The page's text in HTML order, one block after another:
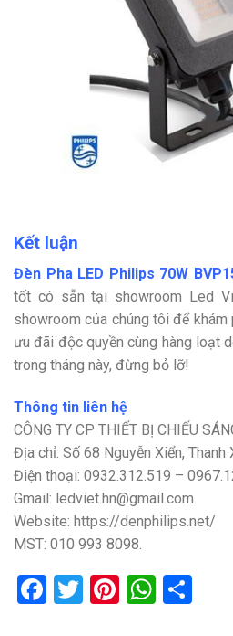
Kết luận
Đèn Pha LED Philips 70W
tốt có sẵn tại showroom Led
showroom của chúng tôi để khám
ưu đãi độc quyền cùng hàng loạt
trong tháng này, đừng bỏ lỡ!
Thông tin liên hệ
CÔNG TY CP THIẾT BỊ CHIẾU
Địa chỉ: Số 68 Nguyễn Xiển, Thanh
Điện thoại: 0932.312.519 –
Gmail: ledviet.hn@gmail.com.
Website: https://denphilips.net/
MST: 010 993 8098.
Facebook
Twitter
Pinterest